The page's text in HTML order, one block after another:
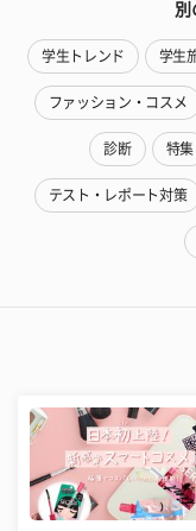
別
学生トレンド 学生
ファッション・コスメ
診断 特集
テスト・レポート対策